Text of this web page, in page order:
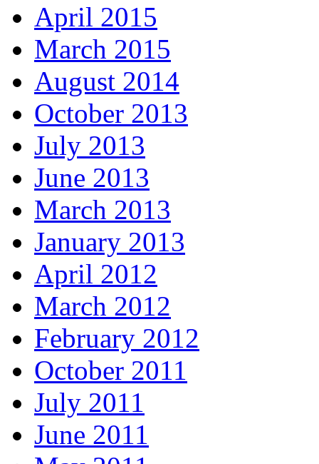
April 2015
March 2015
August 2014
October 2013
July 2013
June 2013
March 2013
January 2013
April 2012
March 2012
February 2012
October 2011
July 2011
June 2011